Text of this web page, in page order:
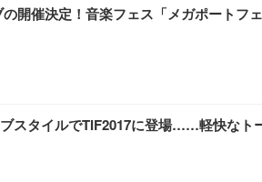
開催決定！音楽フェス「メガポートフ
スタイルでTIF2017に登場……軽快なト